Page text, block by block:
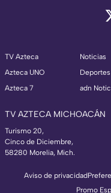
TV Azteca
Azteca UNO
Azteca 7
Noticias
Deportes
adn
TV AZTECA MICHOACÁN
Turismo 20,
Cinco de Diciembre,
58280 Morelia, Mich.
Aviso de privacidad
Promo